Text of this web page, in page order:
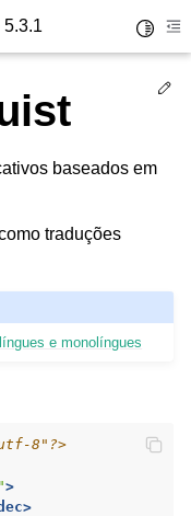
baseados em
traduções
e monolíngues
8"?>
>